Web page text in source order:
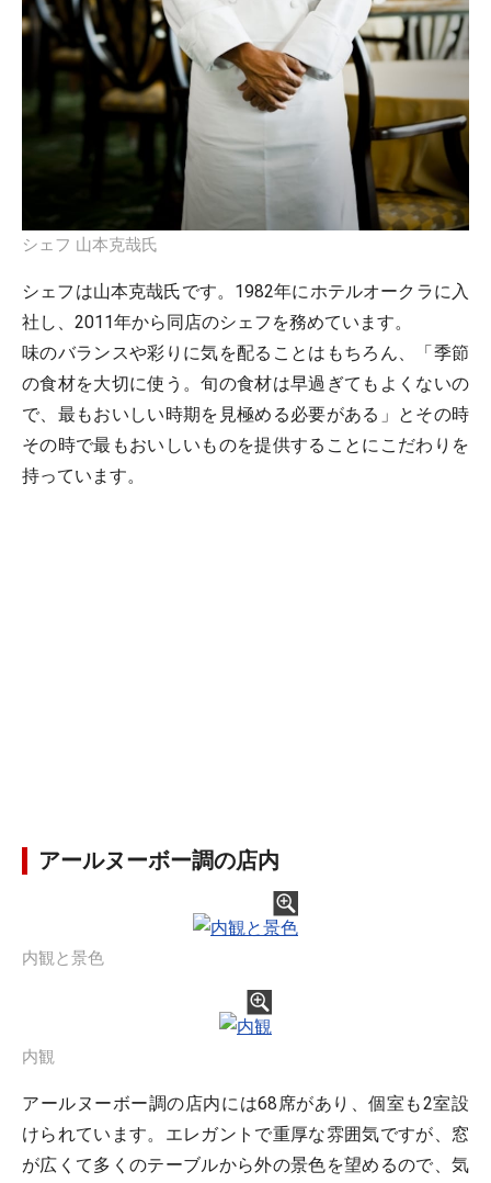
シェフ 山本克哉氏
シェフは山本克哉氏です。1982年にホテルオークラに入
社し、2011年から同店のシェフを務めています。
味のバランスや彩りに気を配ることはもちろん、「季節
の食材を大切に使う。旬の食材は早過ぎてもよくないの
で、最もおいしい時期を見極める必要がある」とその時
その時で最もおいしいものを提供することにこだわりを
持っています。
アールヌーボー調の店内
内観と景色
内観
アールヌーボー調の店内には68席があり、個室も2室設
けられています。エレガントで重厚な雰囲気ですが、窓
が広くて多くのテーブルから外の景色を望めるので、気